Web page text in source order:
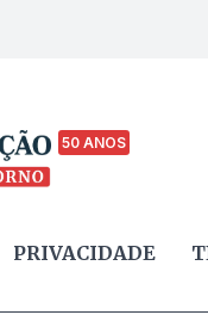
50 ANOS
PRIVACIDADE